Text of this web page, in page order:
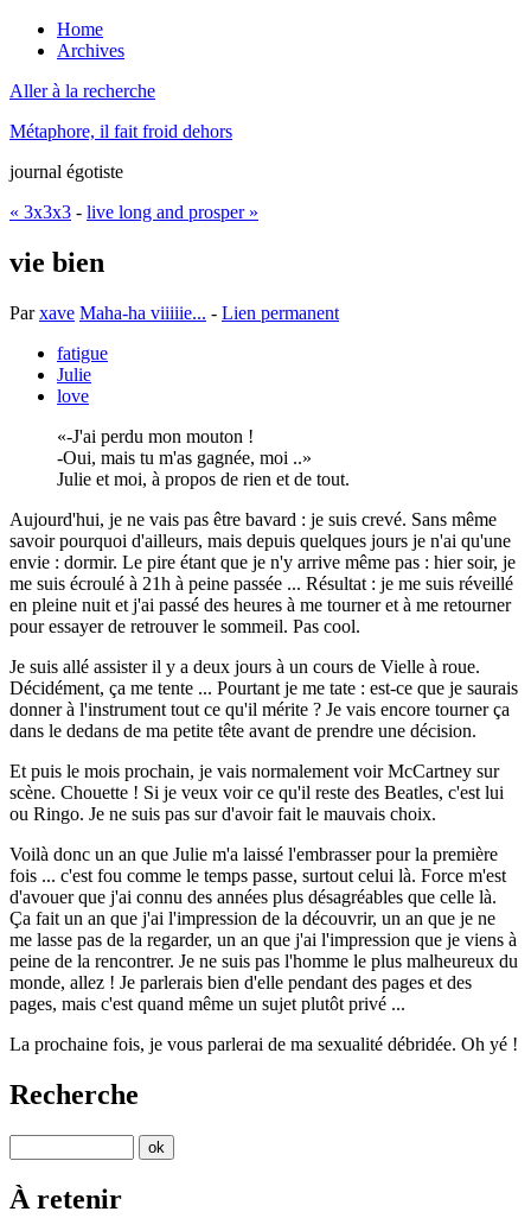
Home
Archives
Aller à la recherche
Métaphore, il fait froid dehors
journal égotiste
« 3x3x3 - live long and prosper »
vie bien
Parxave Maha-ha viiiiie... - Lien permanent
fatigue
Julie
love
-J'ai perdu mon mouton !
-Oui, mais tu m'as gagnée, moi ..
Julie et moi, à propos de rien et de tout.
Aujourd'hui, je ne vais pas être bavard : je suis crevé. Sans même
savoir pourquoi d'ailleurs, mais depuis quelques jours je n'ai qu'une
envie : dormir. Le pire étant que je n'y arrive même pas : hier soir, je
me suis écroulé à 21h à peine passée ... Résultat : je me suis réveillé
en pleine nuit et j'ai passé des heures à me tourner et à me retourner
pour essayer de retrouver le sommeil. Pas cool.
Je suis allé assister il y a deux jours à un cours de Vielle à roue.
Décidément, ça me tente ... Pourtant je me tate : est-ce que je saurais
donner à l'instrument tout ce qu'il mérite ? Je vais encore tourner ça
dans le dedans de ma petite tête avant de prendre une décision.
Et puis le mois prochain, je vais normalement voir McCartney sur
scène. Chouette ! Si je veux voir ce qu'il reste des Beatles, c'est lui
ou Ringo. Je ne suis pas sur d'avoir fait le mauvais choix.
Voilà donc un an que Julie m'a laissé l'embrasser pour la première
fois ... c'est fou comme le temps passe, surtout celui là. Force m'est
d'avouer que j'ai connu des années plus désagréables que celle là.
Ça fait un an que j'ai l'impression de la découvrir, un an que je ne
me lasse pas de la regarder, un an que j'ai l'impression que je viens à
peine de la rencontrer. Je ne suis pas l'homme le plus malheureux du
monde, allez ! Je parlerais bien d'elle pendant des pages et des
pages, mais c'est quand même un sujet plutôt privé ...
La prochaine fois, je vous parlerai de ma sexualité débridée. Oh yé !
Recherche
À retenir